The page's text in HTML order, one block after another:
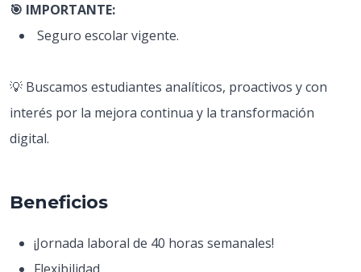
🎯 IMPORTANTE:
Seguro escolar vigente.
💡 Buscamos estudiantes analíticos, proactivos y con
interés por la mejora continua y la transformación
digital.
Beneficios
¡Jornada laboral de 40 horas semanales!